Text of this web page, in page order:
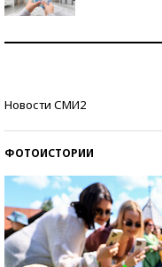
Новости СМИ2
ФОТОИСТОРИИ